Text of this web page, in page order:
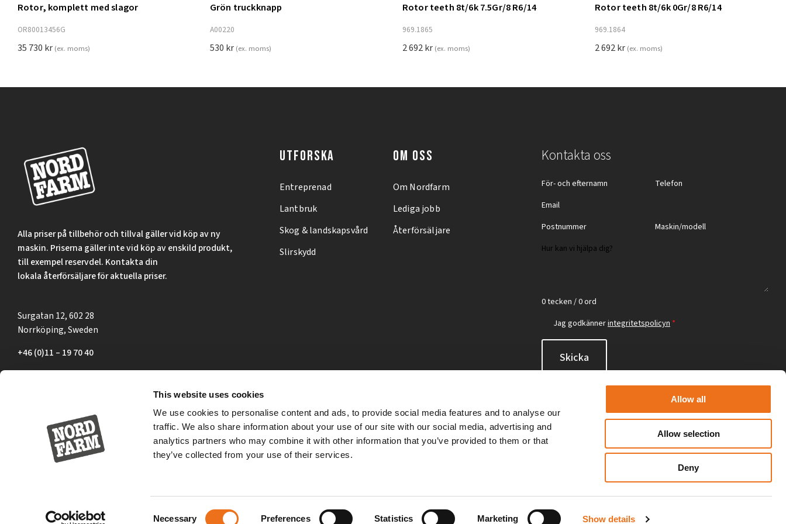
This website uses cookies
We use cookies to personalise content and ads, to provide social media features and to analyse our
traffic. We also share information about your use of our site with our social media, advertising and
analytics partners who may combine it with other information that you’ve provided to them or that
they’ve collected from your use of their services.
Necessary Preferences Statistics Marketing Show details
Allow all
Allow selection
Deny
Lägg till i varukorg
Rotor, komplett med slagor
OR80013456G
35 730 kr (ex. moms)
Lägg till i varukorg
Grön truckknapp
A00220
530 kr (ex. moms)
Lägg till i varukorg
Rotor teeth 8t/6k 7.5Gr/8 R6/14
969.1865
2 692kr (ex. moms)
Rotor teeth 8t/6k 0Gr/8 R6/14
969.1864
2 692kr (ex. moms)
Alla priser på tillbehör och tillval gäller vid köp av ny
maskin. Priserna gäller inte vid köp av enskild produkt,
till exempel reservdel. Kontakta din
lokala återförsäljare för aktuella priser.
Surgatan 12, 602 28
Norrköping, Sweden
+46 (0)11 – 19 70 40
UTFORSKA
Entreprenad
Lantbruk
Skog & landskapsvård
Slirskydd
OM OSS
Om Nordfarm
Lediga jobb
Återförsäljare
Kontakta oss
0 tecken / 0 ord
Jag godkännerintegritetspolicyn *
Skicka